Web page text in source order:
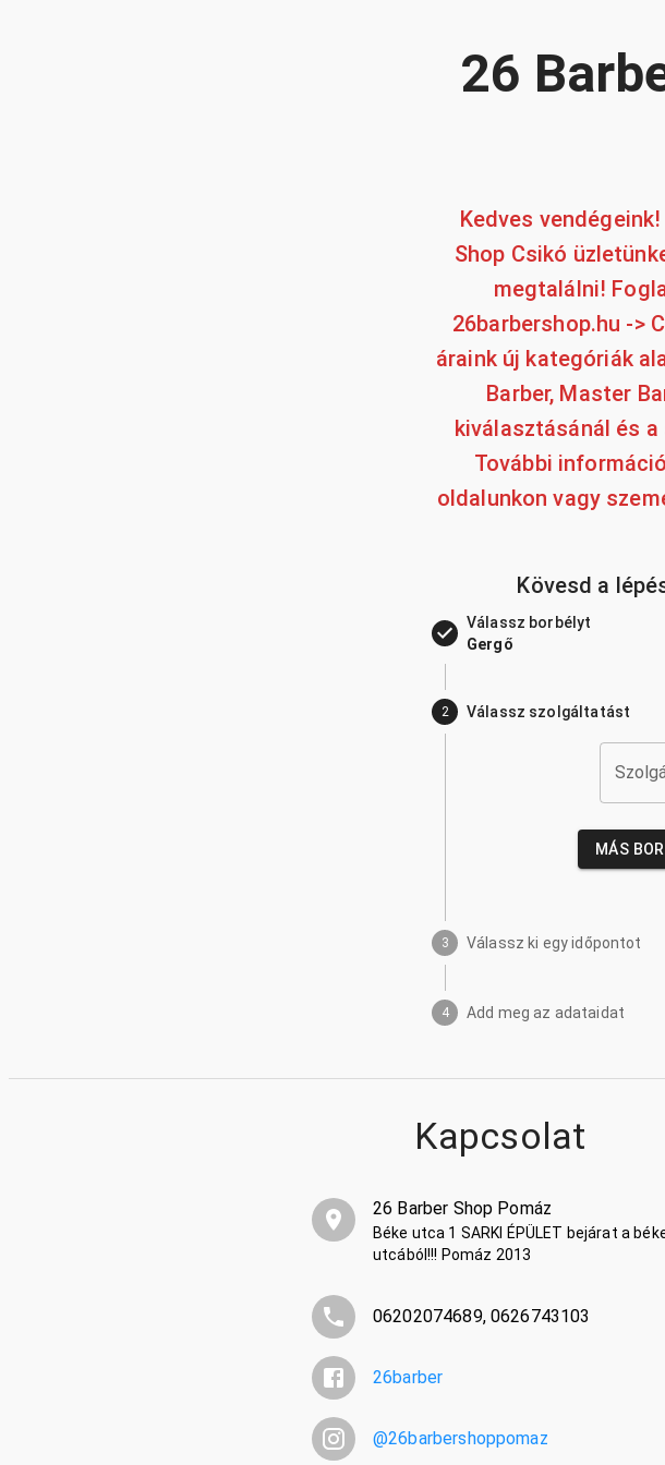
26
Kedves
Shop Csikó
megtalálni!
26barbershop.hu ->
áraink új kategóriák
Barber, Master
kiválasztásánál és
További
oldalunkon vagy
Kövesd a
Válassz borbélyt
Gergő
2 Válassz szolgáltatást
MÁS
3 Válassz ki egy időpontot
4 Add meg az adataidat
Kapcsolat
26 Barber Shop Pomáz
Béke utca 1 SARKI ÉPÜLET bejárat a
utcából!!! Pomáz 2013
06202074689, 0626743103
26barber
@26barbershoppomaz